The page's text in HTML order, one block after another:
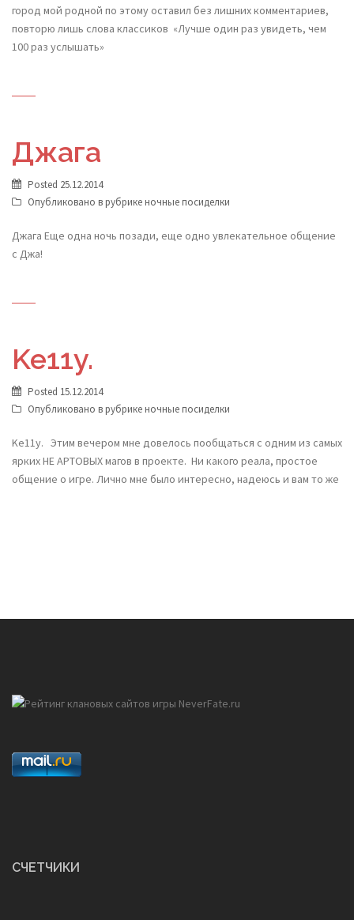
город мой родной по этому оставил без лишних комментариев,
повторю лишь слова классиков «Лучше один раз увидеть, чем
100 раз услышать»
Джага
Posted 25.12.2014
Опубликовано в рубрике ночные посиделки
Джага Еще одна ночь позади, еще одно увлекательное общение
с Джа!
Ke11y.
Posted 15.12.2014
Опубликовано в рубрике ночные посиделки
Ke11y. Этим вечером мне довелось пообщаться с одним из самых
ярких НЕ АРТОВЫХ магов в проекте. Ни какого реала, простое
общение о игре. Лично мне было интересно, надеюсь и вам то же
СЧЕТЧИКИ